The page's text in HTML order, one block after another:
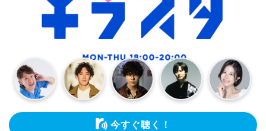
今すぐ聴く！